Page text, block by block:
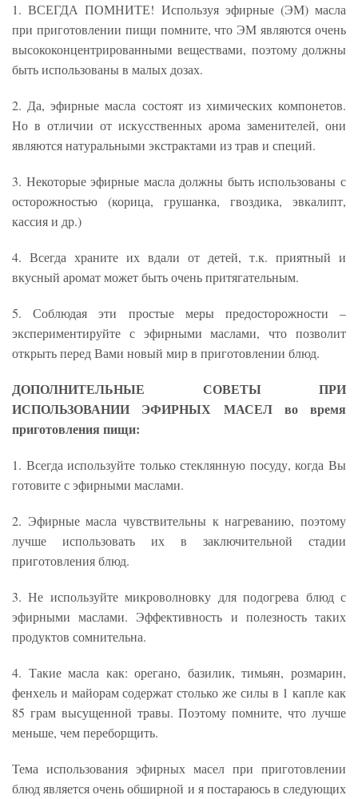
1. ВСЕГДА ПОМНИТЕ! Используя эфирные (ЭМ) масла
при приготовлении пищи помните, что ЭМ являются очень
высококонцентрированными веществами, поэтому должны
быть использованы в малых дозах.
2. Да, эфирные масла состоят из химических компонетов.
Но в отличии от искусственных арома заменителей, они
являются натуральными экстрактами из трав и специй.
3. Некоторые эфирные масла должны быть использованы с
осторожностью (корица, грушанка, гвоздика, эвкалипт,
кассия и др.)
4. Всегда храните их вдали от детей, т.к. приятный и
вкусный аромат может быть очень притягательным.
5. Соблюдая эти простые меры предосторожности –
экспериментируйте с эфирными маслами, что позволит
открыть перед Вами новый мир в приготовлении блюд.
ДОПОЛНИТЕЛЬНЫЕ СОВЕТЫ ПРИ
ИСПОЛЬЗОВАНИИ ЭФИРНЫХ МАСЕЛ во время
приготовления пищи:
1. Всегда используйте только стеклянную посуду, когда Вы
готовите с эфирными маслами.
2. Эфирные масла чувствительны к нагреванию, поэтому
лучше использовать их в заключительной стадии
приготовления блюд.
3. Не используйте микроволновку для подогрева блюд с
эфирными маслами. Эффективность и полезность таких
продуктов сомнительна.
4. Такие масла как: орегано, базилик, тимьян, розмарин,
фенхель и майорам содержат столько же силы в 1 капле как
85 грам высущенной травы. Поэтому помните, что лучше
меньше, чем переборщить.
Тема использования эфирных масел при приготовлении
блюд является очень обширной и я постараюсь в следующих